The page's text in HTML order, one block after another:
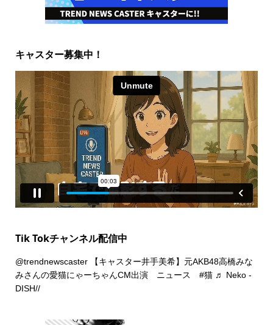
キャスター募集中！
Tik Tokチャンネル配信中
@trendnewscaster【キャスター井手美希】元AKB48高橋みな
みさんの愛猫にゃーちゃんCM出演 ニュース #猫 ♬ Neko -
DISH//